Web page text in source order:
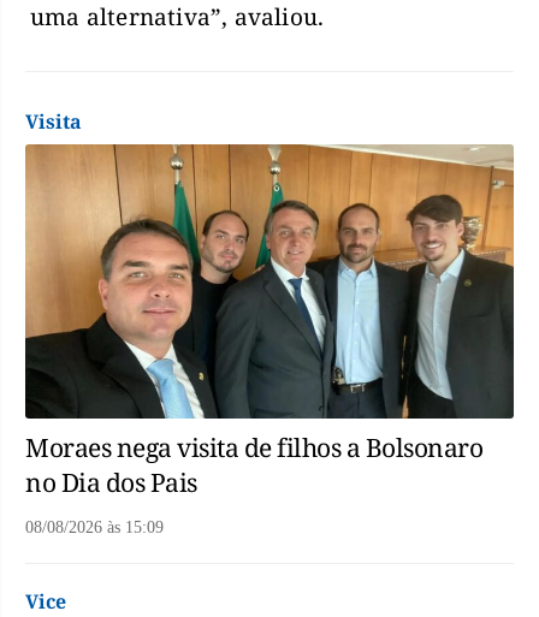
uma alternativa”, avaliou.
Visita
Moraes nega visita de filhos a Bolsonaro
no Dia dos Pais
08/08/2026 às 15:09
Vice